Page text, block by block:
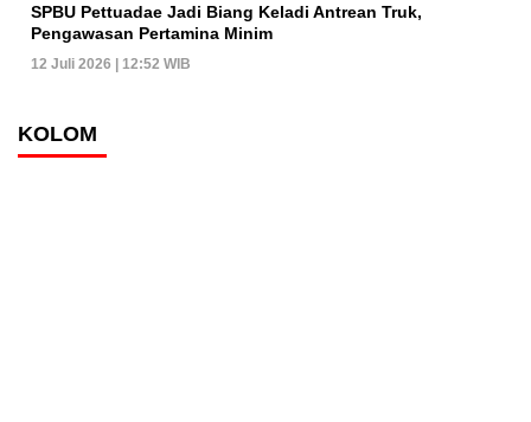
SPBU Pettuadae Jadi Biang Keladi Antrean Truk,
Pengawasan Pertamina Minim
12 Juli 2026 | 12:52 WIB
KOLOM